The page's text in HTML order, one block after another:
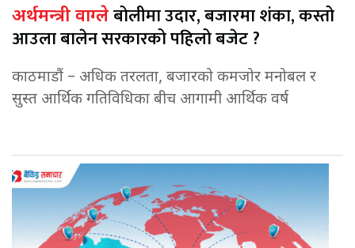
अर्थमन्त्री वाग्ले बोलीमा उदार, बजारमा शंका, कस्तो
आउला बालेन सरकारको पहिलो बजेट ?
काठमाडौं – अधिक तरलता, बजारको कमजोर मनोबल र
सुस्त आर्थिक गतिविधिका बीच आगामी आर्थिक वर्ष